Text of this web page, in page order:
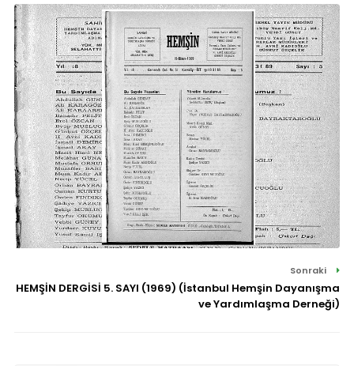
Sonraki
HEMŞİN DERGİSİ 5. SAYI (1969) (İstanbul Hemşin Dayanışma
ve Yardımlaşma Derneği)